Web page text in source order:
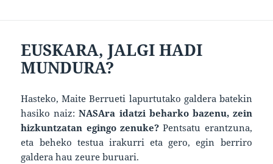
EUSKARA, JALGI HADI
MUNDURA?
Hasteko, Maite Berrueti lapurtutako galdera batekin
hasiko naiz:NASAra idatzi beharko bazenu, zein
hizkuntzatan egingo zenuke? Pentsatu erantzuna,
eta beheko testua irakurri eta gero, egin berriro
galdera hau zeure buruari.